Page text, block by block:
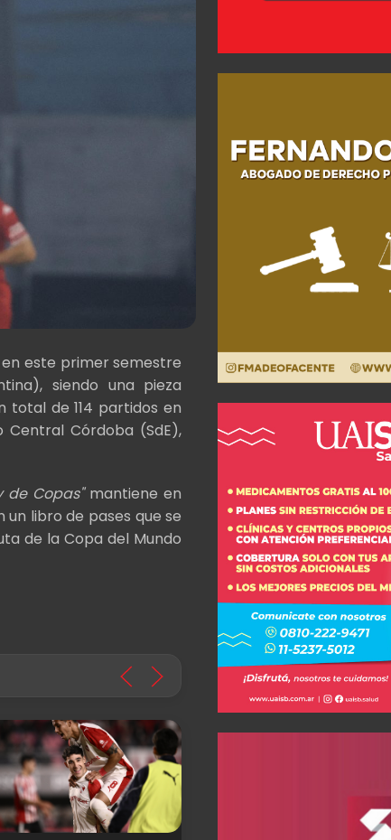
este primer semestre
siendo una pieza
total de 114 partidos en
Córdoba (SdE),
de Copas"mantiene en
libro de pases que se
de la Copa del Mundo